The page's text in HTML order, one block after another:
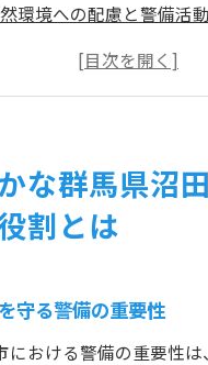
環境への配慮と警備活
光地での警備員の役割
警備の仕事を通じて地
防犯活動への参加
ンティア活動と警備
な群馬県沼
割とは
守る警備の重要性
における警備の重要性